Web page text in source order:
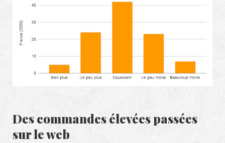
Des commandes élevées passées
sur le web